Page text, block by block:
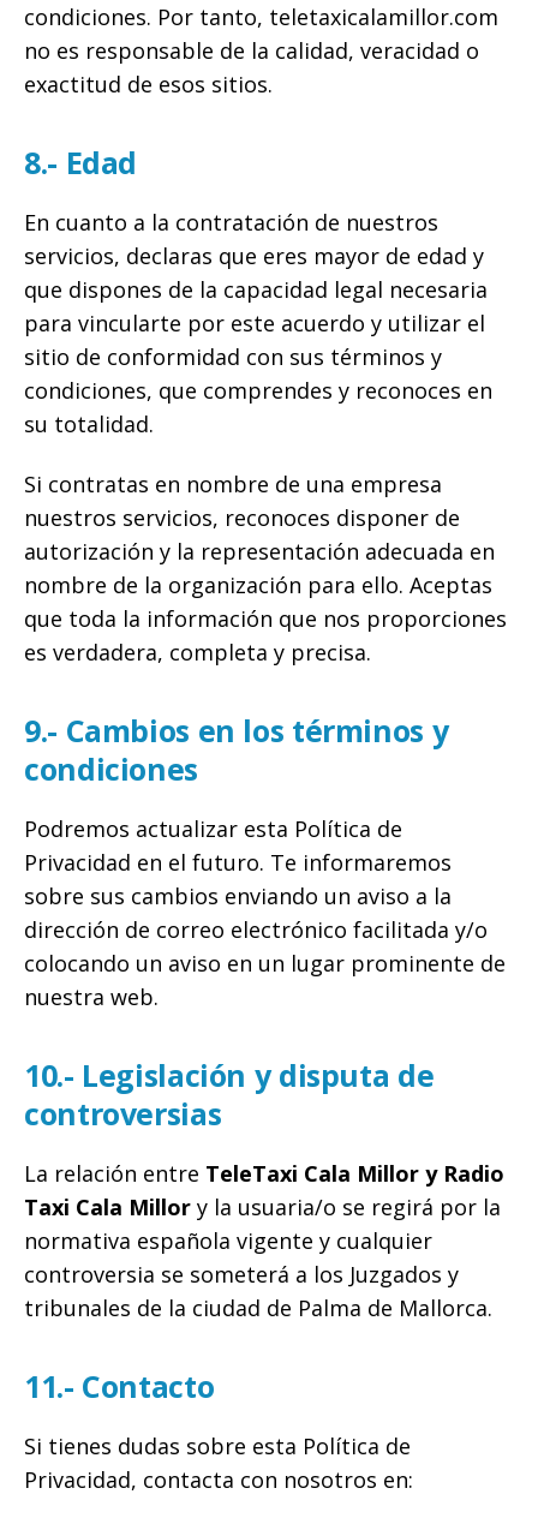
condiciones. Por tanto, teletaxicalamillor.com
no es responsable de la calidad, veracidad o
exactitud de esos sitios.
8.- Edad
En cuanto a la contratación de nuestros
servicios, declaras que eres mayor de edad y
que dispones de la capacidad legal necesaria
para vincularte por este acuerdo y utilizar el
sitio de conformidad con sus términos y
condiciones, que comprendes y reconoces en
su totalidad.
Si contratas en nombre de una empresa
nuestros servicios, reconoces disponer de
autorización y la representación adecuada en
nombre de la organización para ello. Aceptas
que toda la información que nos proporciones
es verdadera, completa y precisa.
9.- Cambios en los términos y
condiciones
Podremos actualizar esta Política de
Privacidad en el futuro. Te informaremos
sobre sus cambios enviando un aviso a la
dirección de correo electrónico facilitada y/o
colocando un aviso en un lugar prominente de
nuestra web.
10.- Legislación y disputa de
controversias
La relación entre TeleTaxi Cala Millor y Radio
Taxi Cala Millor y la usuaria/o se regirá por la
normativa española vigente y cualquier
controversia se someterá a los Juzgados y
tribunales de la ciudad de Palma de Mallorca.
11.- Contacto
Si tienes dudas sobre esta Política de
Privacidad, contacta con nosotros en: